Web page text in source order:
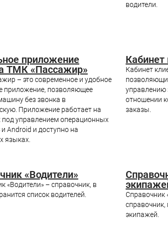
водители.
приложение
ТМК «Пассажир»
– это современное и удобное
приложение, позволяющее
без звонка в
Приложение работает на
под управлением операционных
и Android и доступно на
языках.
Кабинет
Кабинет
управлению
отношении
заказы.
«Водители»
«Водители» – справочник, в
список водителей.
Справочник
справочник,
экипажей.